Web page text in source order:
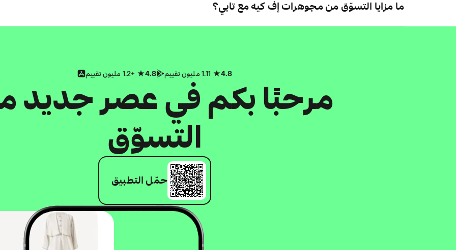
ما مزايا التسوّق من مجوهرات إف كيه مع تابي؟
4.8
4.8 +1.2 مليون تقييم
مرحبًا بكم في عصر جديد
التسوّق
حمّل التطبيق